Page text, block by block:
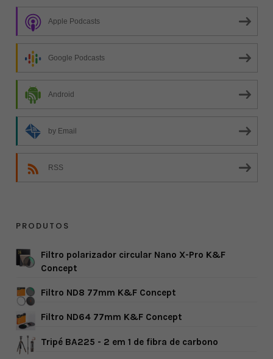
Apple Podcasts
Google Podcasts
Android
by Email
RSS
PRODUTOS
Filtro polarizador circular Nano X-Pro K&F
Concept
Filtro ND8 77mm K&F Concept
Filtro ND64 77mm K&F Concept
Tripé BA225 - 2 em 1 de fibra de carbono